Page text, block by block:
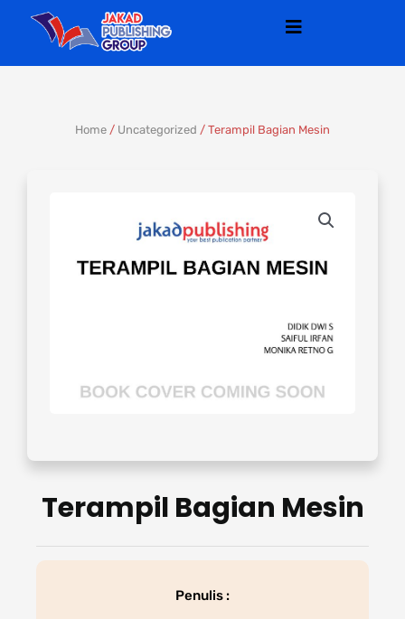
Home / Uncategorized / Terampil Bagian Mesin
Terampil Bagian Mesin
Penulis :